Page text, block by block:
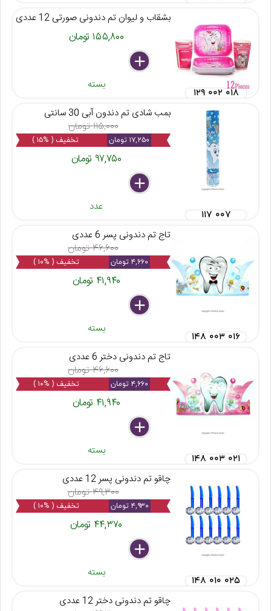
بشقاب و لیوان تم دندونی صورتی 12 عددی
۱۵۵,۸۰۰ تومان
delete
remove
add
بسته
۱۲۹ ۰۰۲ ۰۱۸
بمب شادی تم دندون آبی 30 سانتی
۱۱۵,۰۰۰ تومان
۱۷,۲۵۰ تومان تخفیف ( %۱۵ )
۹۷,۷۵۰ تومان
delete
remove
add
عدد
۱۱۷ ۰۰۷
تاج تم دندونی پسر 6 عددی
۴۶,۶۰۰ تومان
۴,۶۶۰ تومان تخفیف ( %۱۰ )
۴۱,۹۴۰ تومان
delete
remove
add
بسته
۱۴۸ ۰۰۳ ۰۱۶
تاج تم دندونی دختر 6 عددی
۴۶,۶۰۰ تومان
۴,۶۶۰ تومان تخفیف ( %۱۰ )
۴۱,۹۴۰ تومان
delete
remove
add
بسته
۱۴۸ ۰۰۳ ۰۲۱
چاقو تم دندونی پسر 12 عددی
۴۹,۳۰۰ تومان
۴,۹۳۰ تومان تخفیف ( %۱۰ )
۴۴,۳۷۰ تومان
delete
remove
add
بسته
۱۴۸ ۰۱۰ ۰۲۵
چاقو تم دندونی دختر 12 عددی